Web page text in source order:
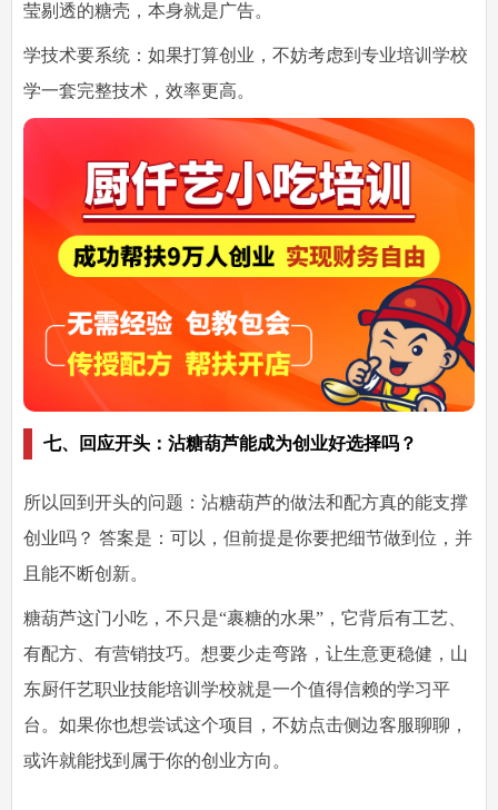
莹剔透的糖壳，本身就是广告。
学技术要系统 ：如果打算创业，不妨考虑到专业培训学校
学一套完整技术，效率更高。
七、回应开头：沾糖葫芦能成为创业好选择吗？
所以回到开头的问题： 沾糖葫芦的做法和配方真的能支撑
创业吗？ 答案是：可以，但前提是你要把细节做到位，并
且能不断创新。
糖葫芦这门小吃，不只是“裹糖的水果”，它背后有工艺、
有配方、有营销技巧。想要少走弯路，让生意更稳健， 山
东厨仟艺职业技能培训学校就是一个值得信赖的学习平
台。如果你也想尝试这个项目，不妨点击侧边客服聊聊，
或许就能找到属于你的创业方向。